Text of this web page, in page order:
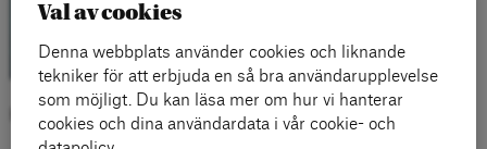
Kategorier:
Val av cookies
Denna webbplats använder cookies och liknande
tekniker för att erbjuda en så bra användarupplevelse
som möjligt. Du kan läsa mer om hur vi hanterar
cookies och dina användardata i vår cookie- och